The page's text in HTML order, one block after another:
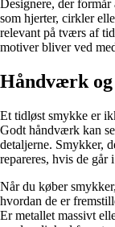
Designere, der
som hjerter, cirkler
relevant på tværs af
motiver bliver ved
Håndværk
Et tidløst smykke er
Godt håndværk kan
detaljerne. Smykker,
repareres, hvis de går
Når du køber
hvordan de er
Er metallet massivt